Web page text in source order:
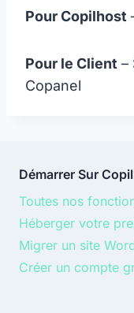
Pour Copilhost
Pour le Client –
Copanel
Démarrer Sur
Toutes nos
Héberger votre
Migrer un site
Créer un compte